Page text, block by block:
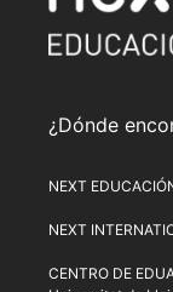
¿Dónde
NEXT
NEXT
CENTRO DE